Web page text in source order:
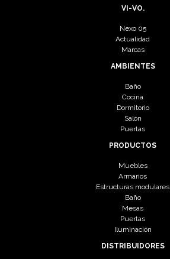
VI-VO.
Nexo 05
Actualidad
Marcas
AMBIENTES
Baño
Cocina
Dormitorio
Salón
Puertas
PRODUCTOS
Muebles
Armarios
Estructuras modulares
Baño
Mesas
Puertas
Iluminación
DISTRIBUIDORES